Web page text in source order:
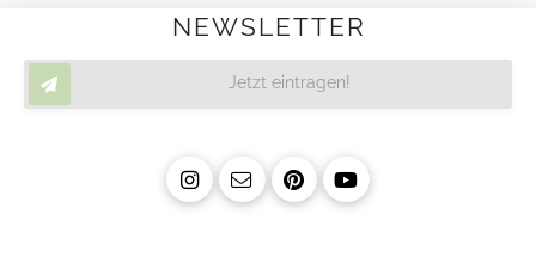
NEWSLETTER
Jetzt eintragen!